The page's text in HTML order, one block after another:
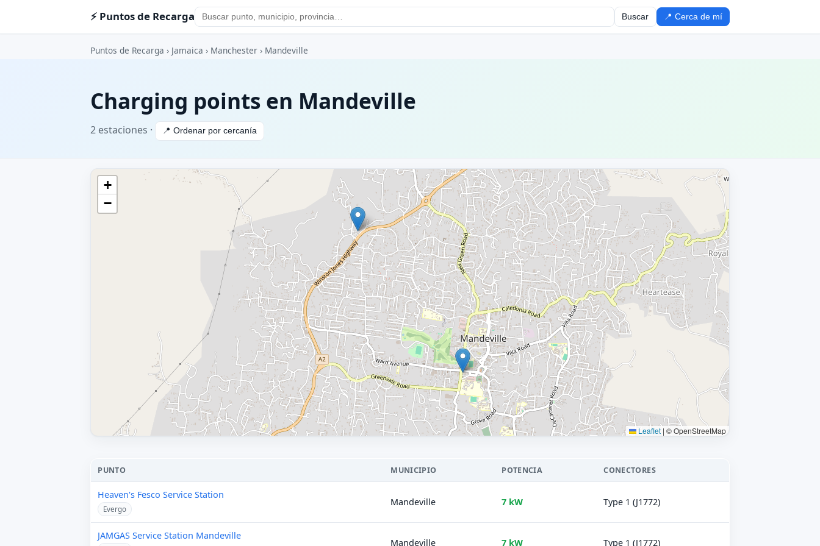
⚡ Puntos de Recarga Buscar 📍 Cerca de mí
Puntos de Recarga › Jamaica › Manchester › Mandeville
Charging points en Mandeville
2 estaciones · 📍 Ordenar por cercanía
+
−
Leaflet | © OpenStreetMap
PUNTO MUNICIPIO POTENCIA CONECTORES
Heaven's Fesco Service Station
Evergo
Mandeville 7 kW Type 1 (J1772)
JAMGAS Service Station Mandeville
Mandeville 7 kW Type 1 (J1772)